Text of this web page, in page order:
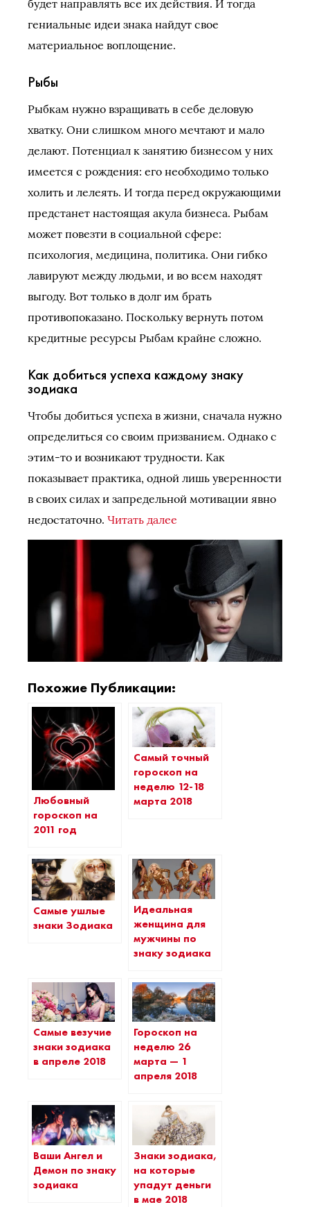
будет направлять все их действия. И тогда
гениальные идеи знака найдут свое
материальное воплощение.
Рыбы
Рыбкам нужно взращивать в себе деловую
хватку. Они слишком много мечтают и мало
делают. Потенциал к занятию бизнесом у них
имеется с рождения: его необходимо только
холить и лелеять. И тогда перед окружающими
предстанет настоящая акула бизнеса. Рыбам
может повезти в социальной сфере:
психология, медицина, политика. Они гибко
лавируют между людьми, и во всем находят
выгоду. Вот только в долг им брать
противопоказано. Поскольку вернуть потом
кредитные ресурсы Рыбам крайне сложно.
Как добиться успеха каждому знаку
зодиака
Чтобы добиться успеха в жизни, сначала нужно
определиться со своим призванием. Однако с
этим-то и возникают трудности. Как
показывает практика, одной лишь уверенности
в своих силах и запредельной мотивации явно
недостаточно. Читать далее
Похожие Публикации:
Любовный
гороскоп на
2011 год
Самый точный
гороскоп на
неделю 12-18
марта 2018
Самые ушлые
знаки Зодиака
Идеальная
женщина для
мужчины по
знаку зодиака
Самые везучие
знаки зодиака
в апреле 2018
Гороскоп на
неделю 26
марта — 1
апреля 2018
Ваши Ангел и
Демон по знаку
зодиака
Знаки зодиака,
на которые
упадут деньги
в мае 2018